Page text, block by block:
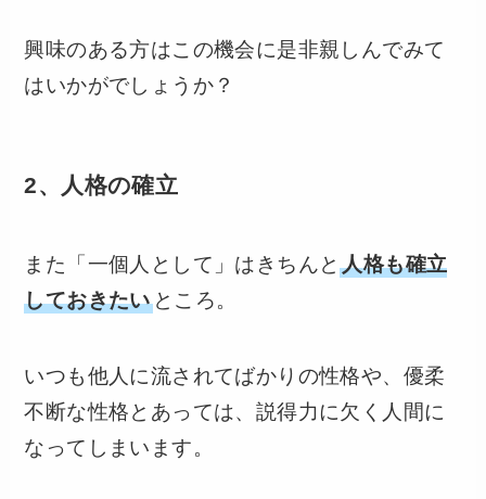
興味のある方はこの機会に是非親しんでみて
はいかがでしょうか？
2、人格の確立
また「一個人として」はきちんと人格も確立
しておきたいところ。
いつも他人に流されてばかりの性格や、優柔
不断な性格とあっては、説得力に欠く人間に
なってしまいます。